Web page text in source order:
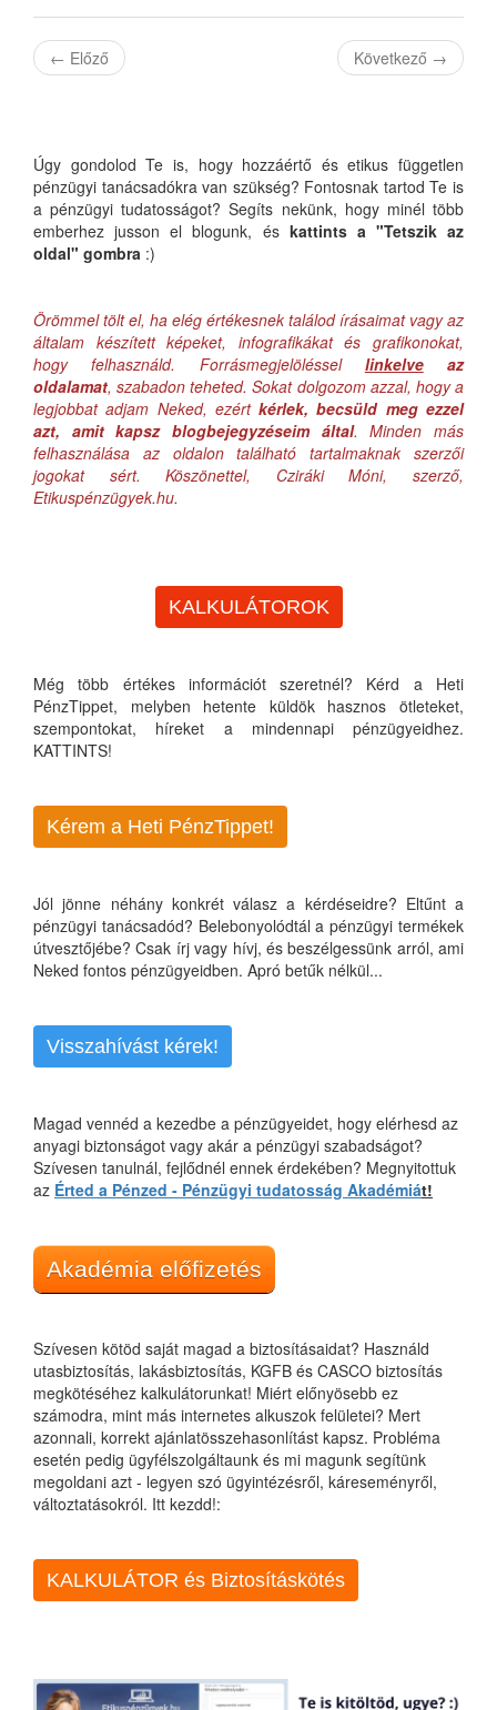
← Előző Következő →
Úgy gondolod Te is, hogy hozzáértő és etikus független
pénzügyi tanácsadókra van szükség? Fontosnak tartod Te is
a pénzügyi tudatosságot? Segíts nekünk, hogy minél több
emberhez jusson el blogunk, és kattints a "Tetszik az
oldal" gombra :)
Örömmel tölt el, ha elég értékesnek találod írásaimat vagy az
általam készített képeket, infografikákat és grafikonokat,
hogy felhasználd. Forrásmegjelöléssel linkelveaz
oldalamat, szabadon teheted. Sokat dolgozom azzal, hogy a
legjobbat adjam Neked, ezértkérlek, becsüld meg ezzel
azt, amit kapsz blogbejegyzéseim által. Minden más
felhasználása az oldalon található tartalmaknak szerzői
jogokat sért. Köszönettel, Cziráki Móni, szerző,
Etikuspénzügyek.hu.
KALKULÁTOROK
Még több értékes információt szeretnél? Kérd a Heti
PénzTippet, melyben hetente küldök hasznos ötleteket,
szempontokat, híreket a mindennapi pénzügyeidhez.
KATTINTS!
Kérem a Heti PénzTippet!
Jól jönne néhány konkrét válasz a kérdéseidre? Eltűnt a
pénzügyi tanácsadód? Belebonyolódtál a pénzügyi termékek
útvesztőjébe? Csak írj vagy hívj, és beszélgessünk arról, ami
Neked fontos pénzügyeidben. Apró betűk nélkül...
Visszahívást kérek!
Magad vennéd a kezedbe a pénzügyeidet, hogy elérhesd az
anyagi biztonságot vagy akár a pénzügyi szabadságot?
Szívesen tanulnál, fejlődnél ennek érdekében? Megnyitottuk
az Érted a Pénzed - Pénzügyi tudatosság Akadémiát!
Akadémia előfizetés
Szívesen kötöd saját magad a biztosításaidat? Használd
utasbiztosítás, lakásbiztosítás, KGFB és CASCO biztosítás
megkötéséhez kalkulátorunkat! Miért előnyösebb ez
számodra, mint más internetes alkuszok felületei? Mert
azonnali, korrekt ajánlatösszehasonlítást kapsz. Probléma
esetén pedig ügyfélszolgáltaunk és mi magunk segítünk
megoldani azt - legyen szó ügyintézésről, káreseményről,
változtatásokról. Itt kezdd!:
KALKULÁTOR és Biztosításkötés